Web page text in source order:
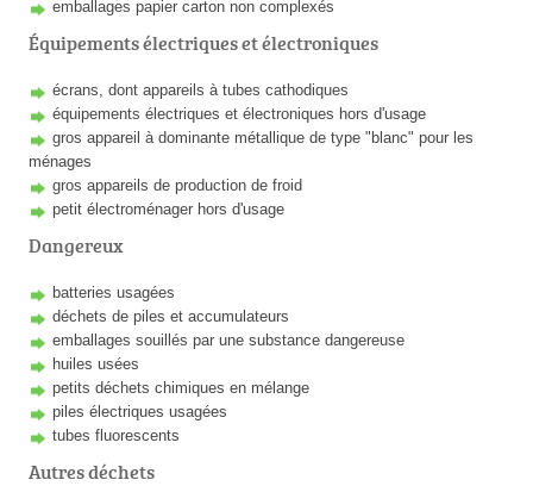
emballages papier carton non complexés
Équipements électriques et électroniques
écrans, dont appareils à tubes cathodiques
équipements électriques et électroniques hors d'usage
gros appareil à dominante métallique de type "blanc" pour les
ménages
gros appareils de production de froid
petit électroménager hors d'usage
Dangereux
batteries usagées
déchets de piles et accumulateurs
emballages souillés par une substance dangereuse
huiles usées
petits déchets chimiques en mélange
piles électriques usagées
tubes fluorescents
Autres déchets